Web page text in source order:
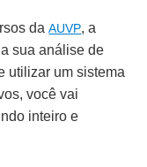
daAUVP, a
sua análise de
utilizar um sistema
você vai
inteiro e